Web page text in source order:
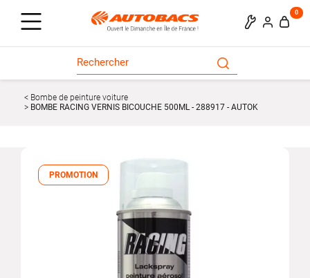
0
Bombe de peinture voiture
BOMBE RACING VERNIS BICOUCHE 500ML - 288917 - AUTOK
PROMOTION